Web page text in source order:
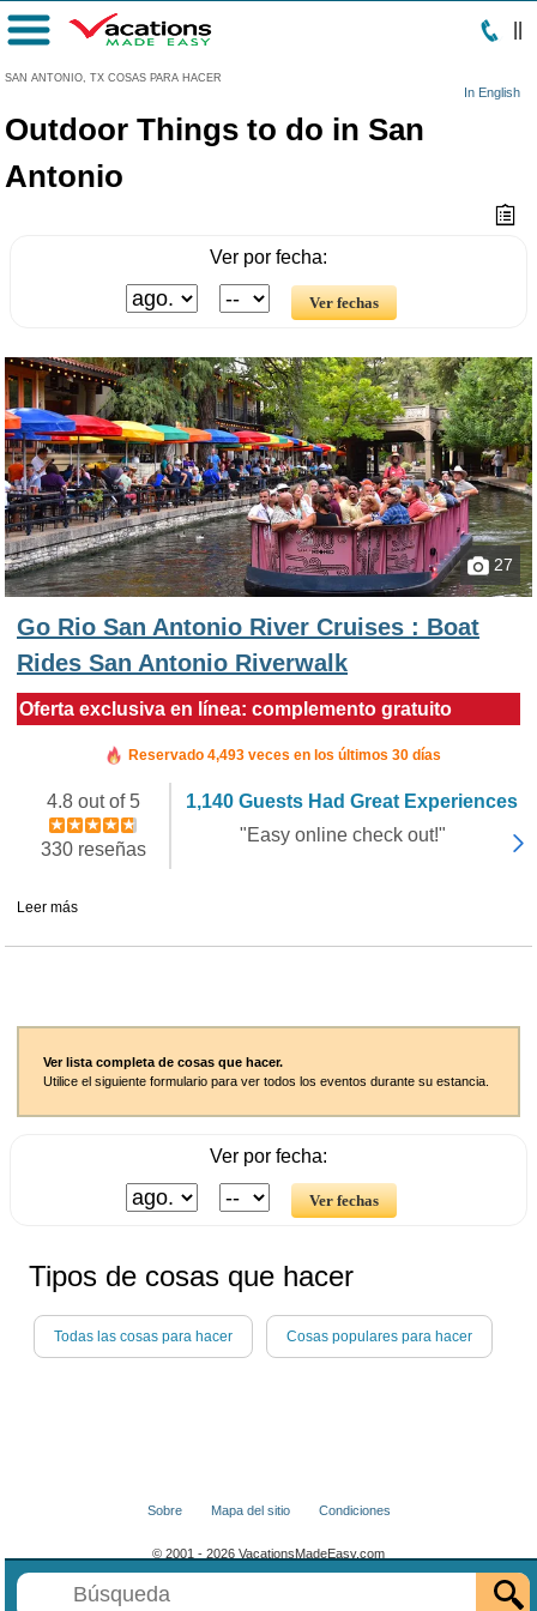
SAN ANTONIO, TX COSAS PARA HACER
In English
Menú
Outdoor Things to do in San
Antonio
Ver por fecha:
27
Go Rio San Antonio River Cruises : Boat
Rides San Antonio Riverwalk
Oferta exclusiva en línea: complemento gratuito
Reservado en las últimas 2 horas
Reservado 4,493 veces en los últimos 30 días
4.8 out of 5
330 reseñas
1,140 Guests Had Great Experiences
"Easy online check out!"
Leer más
Ver lista completa de cosas que hacer.
Utilice el siguiente formulario para ver todos los eventos durante su estancia.
Ver por fecha:
Tipos de cosas que hacer
Todas las cosas para hacer Cosas populares para hacer
Sobre Mapa del sitio Condiciones
© 2001 - 2026 VacationsMadeEasy.com